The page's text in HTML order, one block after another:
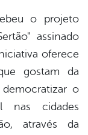
o projeto
assinado
oferece
gostam da
o
nas cidades
através da